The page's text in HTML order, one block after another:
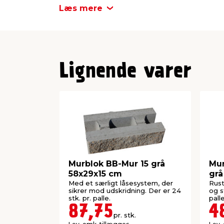
Antal pr. palle
Læs mere
Lignende varer
Murblok BB-Mur 15 grå
58x29x15 cm
Med et særligt låsesystem, der
sikrer mod udskridning. Der er 24
stk. pr. palle.
87,75pr. stk.
og